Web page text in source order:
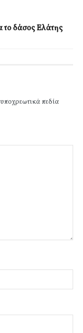
το δάσος Ελάτης
πεδία